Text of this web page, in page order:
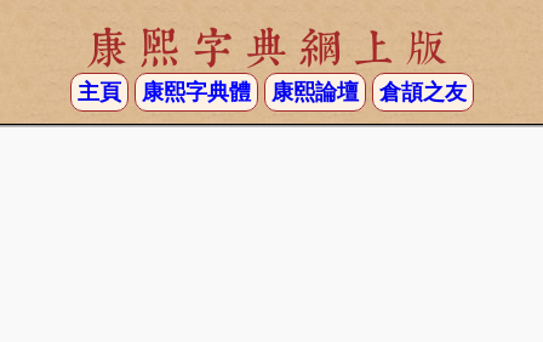
康熙字典網上版
主頁 康熙字典體 康熙論壇 倉頡之友